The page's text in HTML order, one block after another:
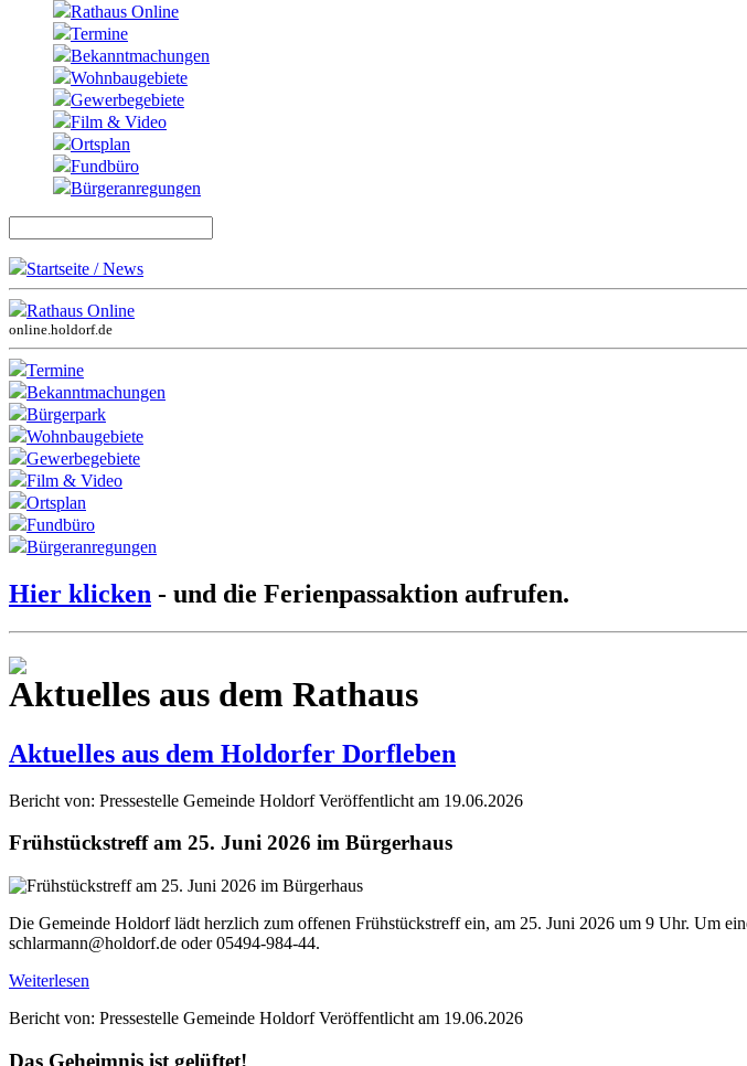
Rathaus Online
Termine
Bekanntmachungen
Wohnbaugebiete
Gewerbegebiete
Film & Video
Ortsplan
Fundbüro
Bürgeranregungen
Startseite / News
Rathaus Online
online.holdorf.de
Termine
Bekanntmachungen
Bürgerpark
Wohnbaugebiete
Gewerbegebiete
Film & Video
Ortsplan
Fundbüro
Bürgeranregungen
Hier klicken - und die Ferienpassaktion aufrufen.
Aktuelles aus dem Rathaus
Aktuelles aus dem Holdorfer Dorfleben
Bericht von: Pressestelle Gemeinde Holdorf Veröffentlicht am 19.06.2026
Frühstückstreff am 25. Juni 2026 im Bürgerhaus
Die Gemeinde Holdorf lädt herzlich zum offenen Frühstückstreff ein, am 25. Juni 2026 um 9 Uhr. Um
schlarmann@holdorf.de oder 05494-984-44.
Weiterlesen
Bericht von: Pressestelle Gemeinde Holdorf Veröffentlicht am 19.06.2026
Das Geheimnis ist gelüftet!